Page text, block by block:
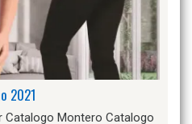
2021
Catalogo Montero Catalogo